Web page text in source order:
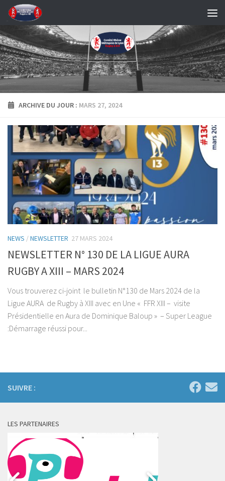
Skip to content
ARCHIVE DU JOUR : MARS 27, 2024
NEWS /NEWSLETTER 27 MARS 2024
NEWSLETTER N° 130 DE LA LIGUE AURA
RUGBY A XIII – MARS 2024
Vous trouverez ci-joint le bulletin N°130 de Mars 2024 de la
Ligue AURA de Rugby à XIII avec en Une « FFR XIII – visite
Présidentielle en Aura de Dominique Baloup » – Super League
:Démarrage réussi pour...
SUIVRE :
LES PARTENAIRES